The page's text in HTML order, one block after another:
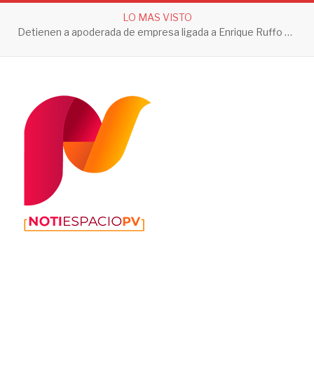
LO MAS VISTO
Detienen a apoderada de empresa ligada a Enrique Ruffo por investigación de Huachicol Fiscal